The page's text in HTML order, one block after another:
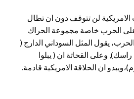
الامريكية لن تتوقف دون ان تطال
الحرب خاصة مجموعة الحراك
يقول المثل السوداني الدارج (
وعلى القحاتة ان ( يبلوا
ان الحلاقة الامريكية قادمة.